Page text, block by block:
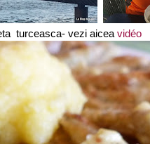
turceasca- vezi aicea vidéo